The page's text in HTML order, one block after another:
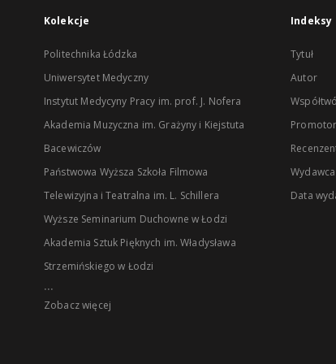
Kolekcje
Politechnika Łódzka
Uniwersytet Medyczny
Instytut Medycyny Pracy im. prof. J. Nofera
Akademia Muzyczna im. Grażyny i Kiejstuta
Bacewiczów
Państwowa Wyższa Szkoła Filmowa
Telewizyjna i Teatralna im. L. Schillera
Wyższe Seminarium Duchowne w Łodzi
Akademia Sztuk Pięknych im. Władysława
Strzemińskiego w Łodzi
...
Zobacz więcej
Indeksy
Tytuł
Autor
Promotor
Wydawca
Data